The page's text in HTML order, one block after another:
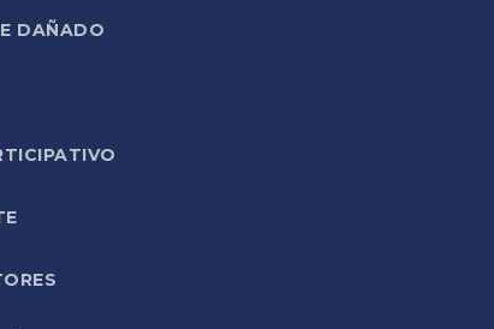
DAÑADO